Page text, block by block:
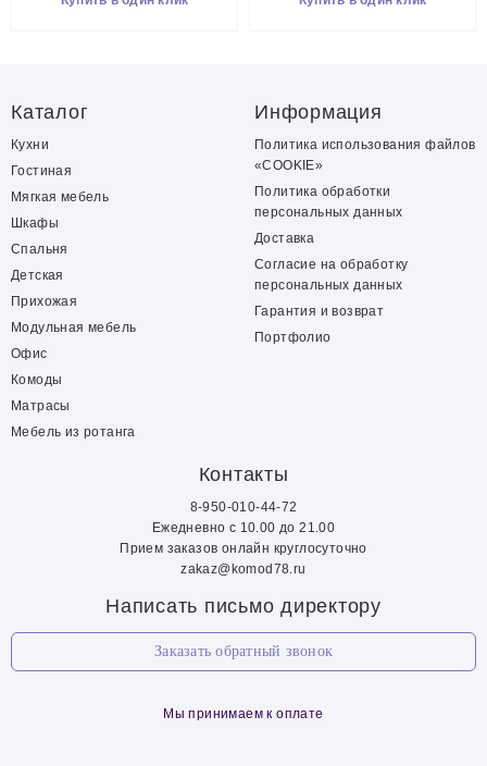
Каталог
Кухни
Гостиная
Мягкая мебель
Шкафы
Спальня
Детская
Прихожая
Модульная мебель
Офис
Комоды
Матрасы
Мебель из ротанга
Информация
Политика использования файлов
«COOKIE»
Политика обработки
персональных данных
Доставка
Согласие на обработку
персональных данных
Гарантия и возврат
Портфолио
Контакты
8-950-010-44-72
Ежедневно с 10.00 до 21.00
Прием заказов онлайн круглосуточно
zakaz@komod78.ru
Написать письмо директору
Заказать обратный звонок
Мы принимаем к оплате